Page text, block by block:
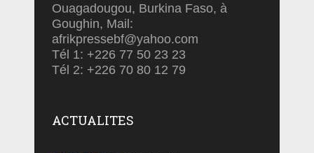
Ouagadougou, Burkina Faso, à
Goughin, Mail:
afrikpressebf@yahoo.com
Tél 1: +226 77 50 23 23
Tél 2: +226 70 80 12 79
ACTUALITES